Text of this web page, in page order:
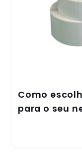
Como
para o seu